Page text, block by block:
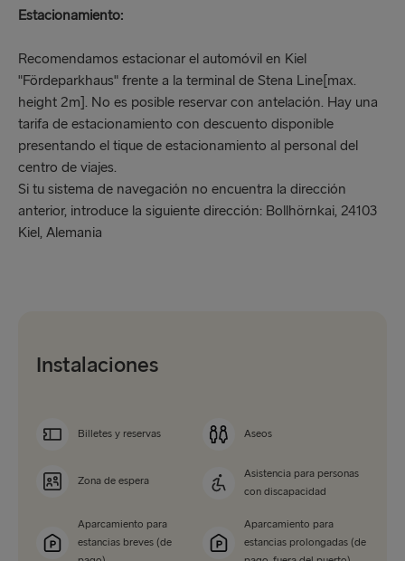
Estacionamiento:
Recomendamos estacionar el automóvil en Kiel
"Fördeparkhaus" frente a la terminal de Stena Line[max.
height 2m]. No es posible reservar con antelación. Hay una
tarifa de estacionamiento con descuento disponible
presentando el tique de estacionamiento al personal del
centro de viajes.
Si tu sistema de navegación no encuentra la dirección
anterior, introduce la siguiente dirección: Bollhörnkai, 24103
Kiel, Alemania
Instalaciones
Billetes y reservas Aseos
Zona de espera
Asistencia para personas
con discapacidad
Aparcamiento para
estancias breves (de
Aparcamiento para
estancias prolongadas (de